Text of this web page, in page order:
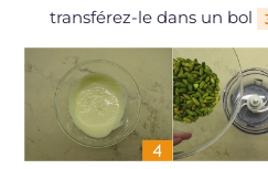
transférez-le dans un bol